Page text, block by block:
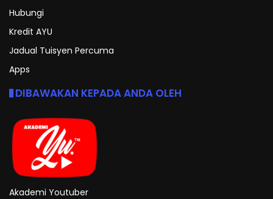
Hubungi
Kredit AYU
Jadual Tuisyen Percuma
Apps
DIBAWAKAN KEPADA ANDA OLEH
Akademi Youtuber